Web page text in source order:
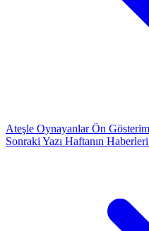
Ateşle Oynayanlar Ön
Sonraki Yazı Haftanın